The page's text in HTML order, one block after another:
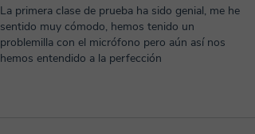
La primera clase de prueba ha sido genial, me he
sentido muy cómodo, hemos tenido un
problemilla con el micrófono pero aún así nos
hemos entendido a la perfección